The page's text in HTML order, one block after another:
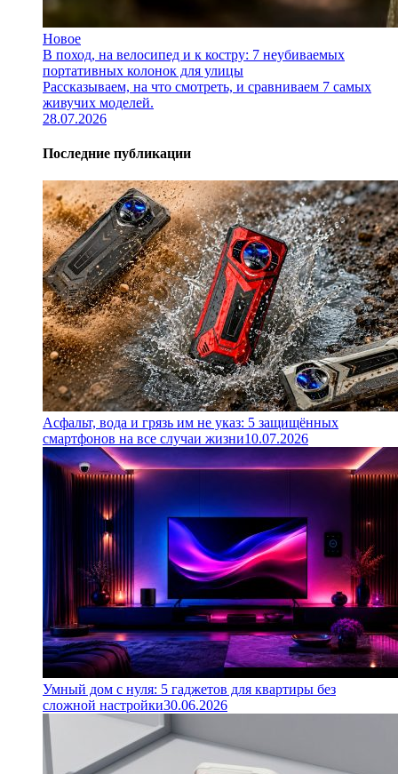
Новое
В поход, на велосипед и к костру: 7 неубиваемых
портативных колонок для улицы
Рассказываем, на что смотреть, и сравниваем 7 самых
живучих моделей.
28.07.2026
Последние публикации
Асфальт, вода и грязь им не указ: 5 защищённых
смартфонов на все случаи жизни10.07.2026
Умный дом с нуля: 5 гаджетов для квартиры без
сложной настройки30.06.2026